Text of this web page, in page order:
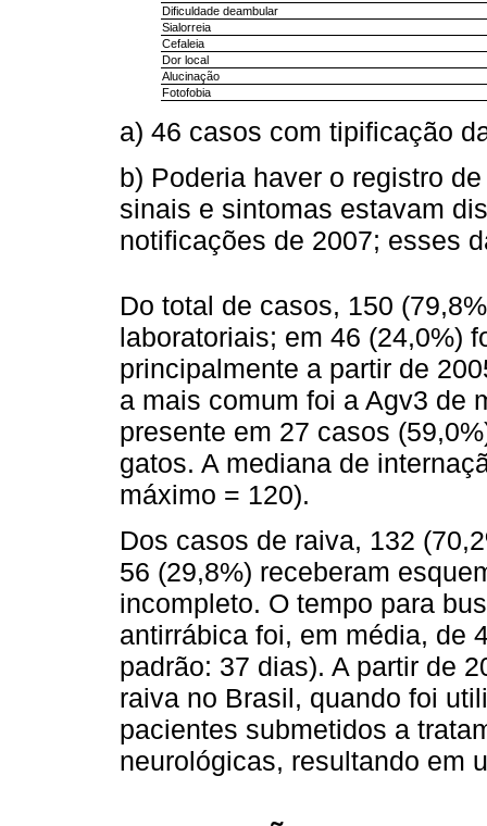
Dificuldade deambular
Sialorreia
Cefaleia
Dor local
Alucinação
Fotofobia
a) 46 casos com tipificação
b) Poderia haver o registro
sinais e sintomas estavam
notificações de 2007; esses
Do total de casos, 150
laboratoriais; em 46 (24,0%)
principalmente a partir de
a mais comum foi a Agv3 de
presente em 27 casos
gatos. A mediana de
máximo = 120).
Dos casos de raiva, 132
56 (29,8%) receberam
incompleto. O tempo para
antirrábica foi, em média, de
padrão: 37 dias). A partir de
raiva no Brasil, quando foi
pacientes submetidos a
neurológicas, resultando em